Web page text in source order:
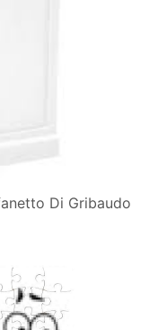
Di Gribaudo